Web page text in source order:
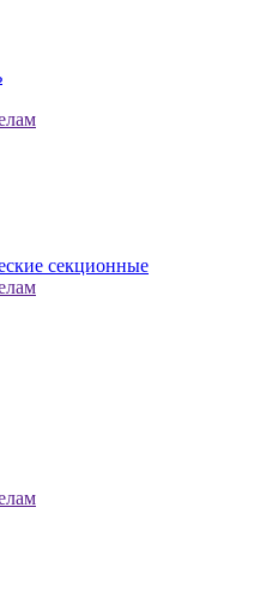
секционные